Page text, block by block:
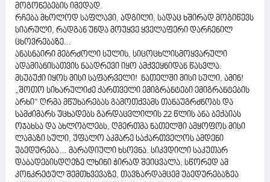
მოგონებების იმედად.
რჩება მხოლოდ საფლავი, ადგილი, სადაც ხშირად მოგიწევს
სიარული, რადგან უნდა მოუყვე ყველაფერი დარჩენილ
ცხოვრებაზე...
ანასნაირი მებრძოლი სულის, სიცოცხლისმოყვარული
ადამიანისათვის ნაადრევი იყო ამქვეყნიდან წასვლა.
მსუბუქი იყოს მისი საფარველი! ნათელში მისი სული, ამინ!
„შოთო სიხარულიძე ქართველი ემიგრანტები ემიგრანტების
არხი” ღრმა მწუხარებას გამოთქვამს თანაუგრძნობს და
სამძიმარს უცხადებს გარდაცვლილის 22 წლის ანა ბექაიას
ოჯახსა და ახლობლებს, ღმერთმა ნათელში ამყოფოს მისი
ლამაზი სული, უფალო აკმარე საქართველოს ამდენი
უბედურება… მარადიული ხსოვნა. სიკვდილი საკუთარ
დაბადებისდღეზე ლხინი ჭირად შეიცვალა, სწორედ ამ
კონკრეტულ შემთხვევაზე, თავზარდამცემ უბედურებაზეა